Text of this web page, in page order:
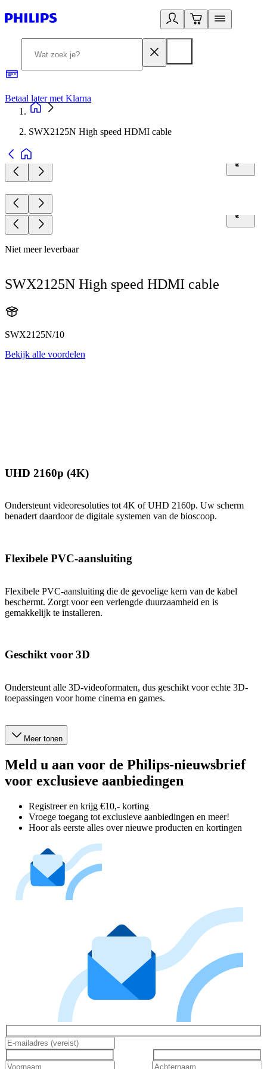
Betaal later met Klarna
SWX2125N High speed HDMI cable
Niet meer leverbaar
SWX2125N High speed HDMI cable
SWX2125N/10
Bekijk alle voordelen
UHD 2160p (4K)
Ondersteunt videoresoluties tot 4K of UHD 2160p. Uw scherm
benadert daardoor de digitale systemen van de bioscoop.
Flexibele PVC-aansluiting
Flexibele PVC-aansluiting die de gevoelige kern van de kabel
beschermt. Zorgt voor een verlengde duurzaamheid en is
gemakkelijk te installeren.
Geschikt voor 3D
Ondersteunt alle 3D-videoformaten, dus geschikt voor echte 3D-
toepassingen voor home cinema en games.
Meer tonen
Meld u aan voor de Philips-nieuwsbrief
voor exclusieve aanbiedingen
Registreer en krijg €10,- korting
Vroege toegang tot exclusieve aanbiedingen en meer!
Hoor als eerste alles over nieuwe producten en kortingen